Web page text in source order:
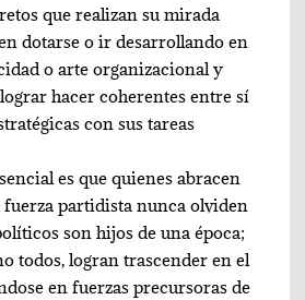
que realizan su mirada
dotarse o ir desarrollando en
o arte organizacional y
hacer coherentes entre sí
con sus tareas
es que quienes abracen
fuerza partidista nunca olviden
son hijos de una época;
todos, logran trascender en el
en fuerzas precursoras de